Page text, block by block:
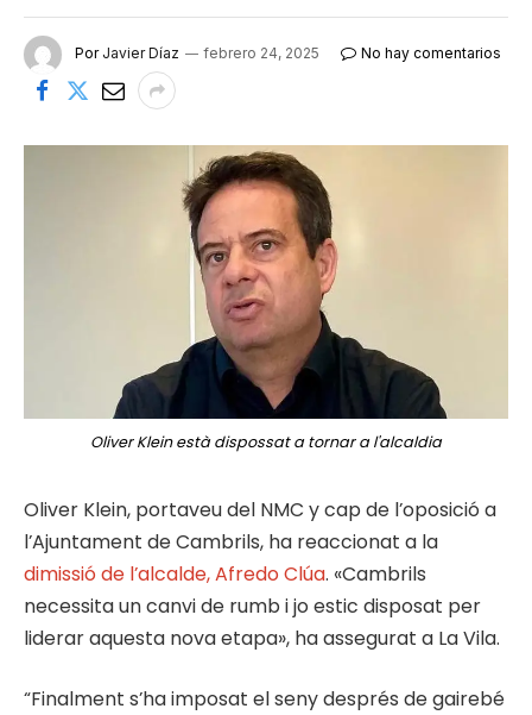
Por Javier Díaz febrero 24, 2025 No hay comentarios
Oliver Klein està dispossat a tornar a l'alcaldia
Oliver Klein, portaveu del NMC y cap de l’oposició a
l’Ajuntament de Cambrils, ha reaccionat a la
dimissió de l’alcalde, Afredo Clúa. «Cambrils
necessita un canvi de rumb i jo estic disposat per
liderar aquesta nova etapa», ha assegurat a La Vila.
“Finalment s’ha imposat el seny després de gairebé